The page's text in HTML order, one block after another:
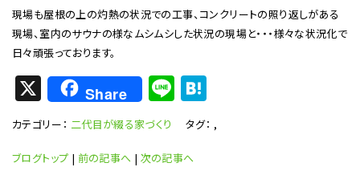
現場も屋根の上の灼熱の状況での工事、コンクリートの照り返しがある
現場、室内のサウナの様なムシムシした状況の現場と・・・様々な状況化で
日々頑張っております。
X Share Li
n
e
H
at
e
カテゴリー： 二代目が綴る家づくり タグ： ,
ブログトップ | 前の記事へ | 次の記事へ